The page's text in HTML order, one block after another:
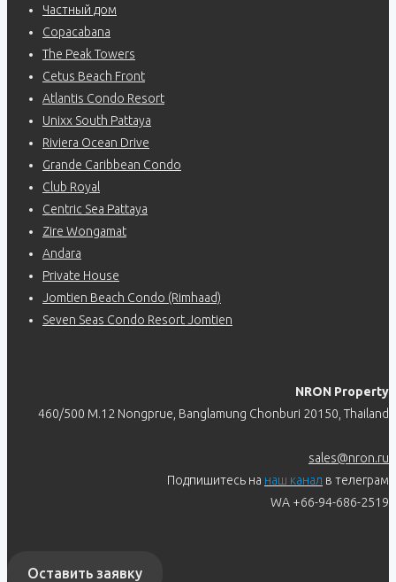
Частный дом
Copacabana
The Peak Towers
Cetus Beach Front
Atlantis Condo Resort
Unixx South Pattaya
Riviera Ocean Drive
Grande Caribbean Condo
Club Royal
Centric Sea Pattaya
Zire Wongamat
Andara
Private House
Jomtien Beach Condo (Rimhaad)
Seven Seas Condo Resort Jomtien
NRON Property
460/500 M.12 Nongprue, Banglamung Chonburi 20150, Thailand
sales@nron.ru
Подпишитесь на наш канал в телеграм
WA +66-94-686-2519
Оставить заявку